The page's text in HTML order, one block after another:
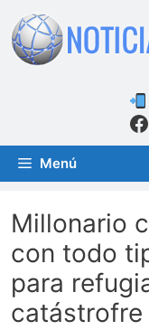
Saltar
contenido
Menú
Millonario
con todo
para
catástrofre